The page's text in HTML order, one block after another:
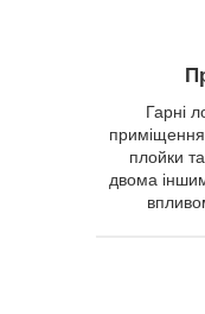
Гарні
плойки
двома